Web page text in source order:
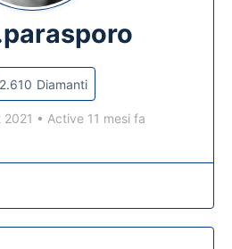
2.610 Diamanti
• Active 11 mesi fa